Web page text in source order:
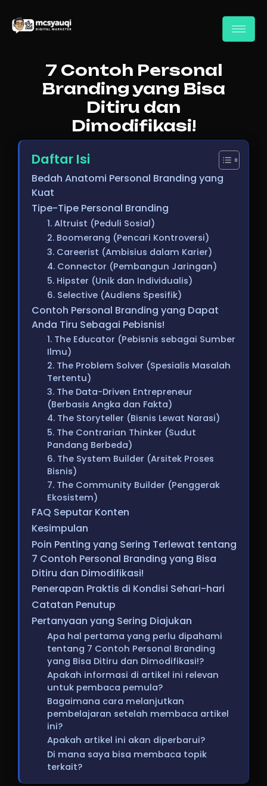
7 Contoh Personal
Branding yang Bisa
Ditiru dan
Dimodifikasi!
Daftar Isi
Bedah Anatomi Personal Branding yang
Kuat
Tipe-Tipe Personal Branding
1. Altruist (Peduli Sosial)
2. Boomerang (Pencari Kontroversi)
3. Careerist (Ambisius dalam Karier)
4. Connector (Pembangun Jaringan)
5. Hipster (Unik dan Individualis)
6. Selective (Audiens Spesifik)
Contoh Personal Branding yang Dapat
Anda Tiru Sebagai Pebisnis!
1. The Educator (Pebisnis sebagai Sumber
Ilmu)
2. The Problem Solver (Spesialis Masalah
Tertentu)
3. The Data-Driven Entrepreneur
(Berbasis Angka dan Fakta)
4. The Storyteller (Bisnis Lewat Narasi)
5. The Contrarian Thinker (Sudut
Pandang Berbeda)
6. The System Builder (Arsitek Proses
Bisnis)
7. The Community Builder (Penggerak
Ekosistem)
FAQ Seputar Konten
Kesimpulan
Poin Penting yang Sering Terlewat tentang
7 Contoh Personal Branding yang Bisa
Ditiru dan Dimodifikasi!
Penerapan Praktis di Kondisi Sehari-hari
Catatan Penutup
Pertanyaan yang Sering Diajukan
Apa hal pertama yang perlu dipahami
tentang 7 Contoh Personal Branding
yang Bisa Ditiru dan Dimodifikasi!?
Apakah informasi di artikel ini relevan
untuk pembaca pemula?
Bagaimana cara melanjutkan
pembelajaran setelah membaca artikel
ini?
Apakah artikel ini akan diperbarui?
Di mana saya bisa membaca topik
terkait?